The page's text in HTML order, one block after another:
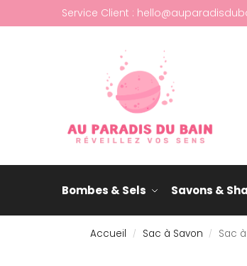
Service Client :
Bombes & Sels Savons &
Accueil / Sac à Savon / Sac